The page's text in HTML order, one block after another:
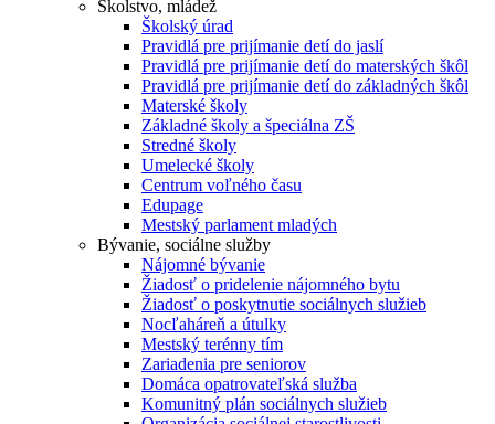
Školstvo, mládež
Školský úrad
Pravidlá pre prijímanie detí do jaslí
Pravidlá pre prijímanie detí do materských škôl
Pravidlá pre prijímanie detí do základných škôl
Materské školy
Základné školy a špeciálna ZŠ
Stredné školy
Umelecké školy
Centrum voľného času
Edupage
Mestský parlament mladých
Bývanie, sociálne služby
Nájomné bývanie
Žiadosť o pridelenie nájomného bytu
Žiadosť o poskytnutie sociálnych služieb
Nocľaháreň a útulky
Mestský terénny tím
Zariadenia pre seniorov
Domáca opatrovateľská služba
Komunitný plán sociálnych služieb